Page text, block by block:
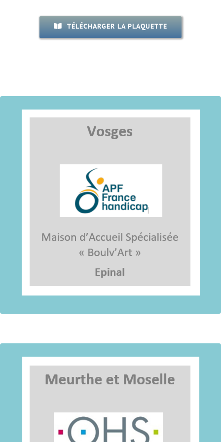
TÉLÉCHARGER LA PLAQUETTE
Référente: Mylène RICHARD
88000 Epinal
Tél : 03.29.67.33.01
pointrelais88ref@crpge.org
pointrelais54ref@crpge.org